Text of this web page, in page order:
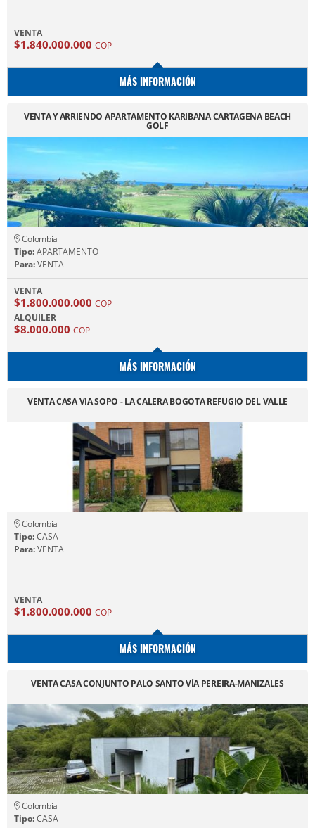
VENTA
$1.840.000.000 COP
MÁS INFORMACIÓN
VENTA Y ARRIENDO APARTAMENTO KARIBANA CARTAGENA BEACH
GOLF
Colombia
Tipo:APARTAMENTO
Para:VENTA
VENTA
$1.800.000.000 COP
ALQUILER
$8.000.000 COP
MÁS INFORMACIÓN
VENTA CASA VIA SOPÓ - LA CALERA BOGOTA REFUGIO DEL VALLE
Colombia
Tipo:CASA
Para:VENTA
VENTA
$1.800.000.000 COP
MÁS INFORMACIÓN
VENTA CASA CONJUNTO PALO SANTO VÍA PEREIRA-MANIZALES
Colombia
Tipo:CASA